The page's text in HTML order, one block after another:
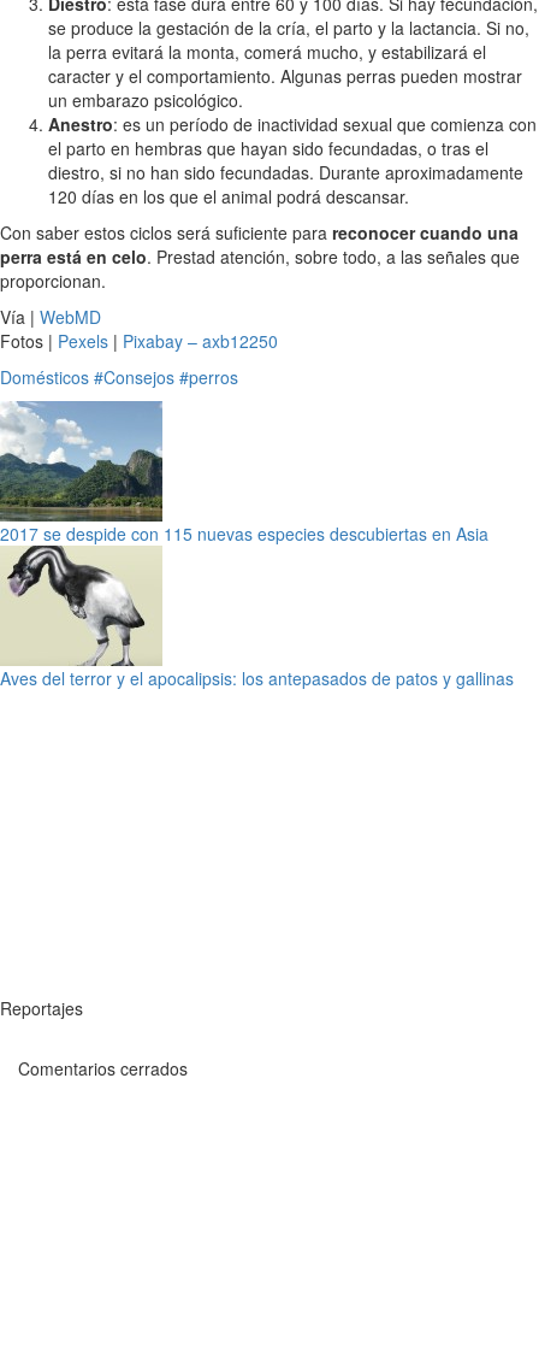
se produce la gestación de la cría, el parto y la lactancia. Si no,
la perra evitará la monta, comerá mucho, y estabilizará el
caracter y el comportamiento. Algunas perras pueden mostrar
un embarazo psicológico.
Anestro: es un período de inactividad sexual que comienza con
el parto en hembras que hayan sido fecundadas, o tras el
diestro, si no han sido fecundadas. Durante aproximadamente
120 días en los que el animal podrá descansar.
Con saber estos ciclos será suficiente para reconocer cuando una
perra está en celo. Prestad atención, sobre todo, a las señales que
proporcionan.
Vía | WebMD
Fotos | Pexels | Pixabay – axb12250
Domésticos #Consejos #perros
2017 se despide con 115 nuevas especies descubiertas en Asia
Aves del terror y el apocalipsis: los antepasados de patos y gallinas
Reportajes
Comentarios cerrados